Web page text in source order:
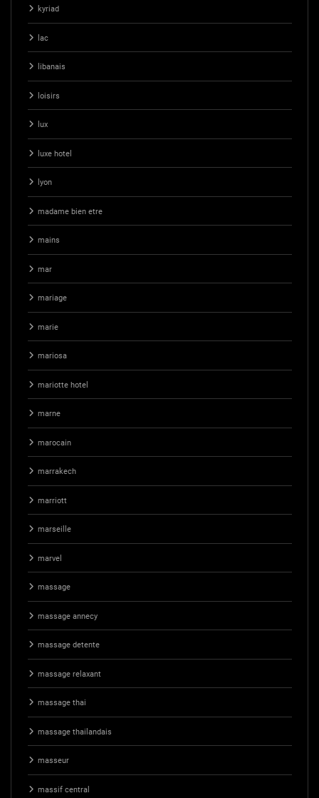
kyriad
lac
libanais
loisirs
lux
luxe hotel
lyon
madame bien etre
mains
mar
mariage
marie
mariosa
mariotte hotel
marne
marocain
marrakech
marriott
marseille
marvel
massage
massage annecy
massage detente
massage relaxant
massage thai
massage thailandais
masseur
massif central